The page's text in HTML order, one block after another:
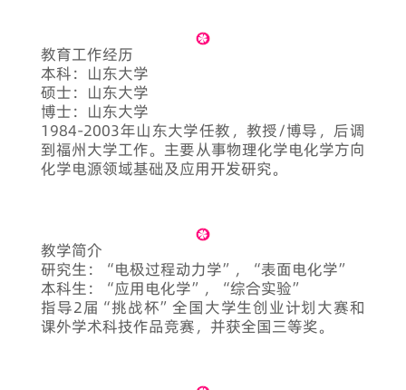
教育工作经历
本科：山东大学
硕士：山东大学
博士：山东大学
1984-2003年山东大学任教，教授/博导，后调
到福州大学工作。主要从事物理化学电化学方向
化学电源领域基础及应用开发研究。
教学简介
研究生：“电极过程动力学”，“表面电化学”
本科生：“应用电化学”，“综合实验”
指导2届“挑战杯”全国大学生创业计划大赛和
课外学术科技作品竞赛，并获全国三等奖。